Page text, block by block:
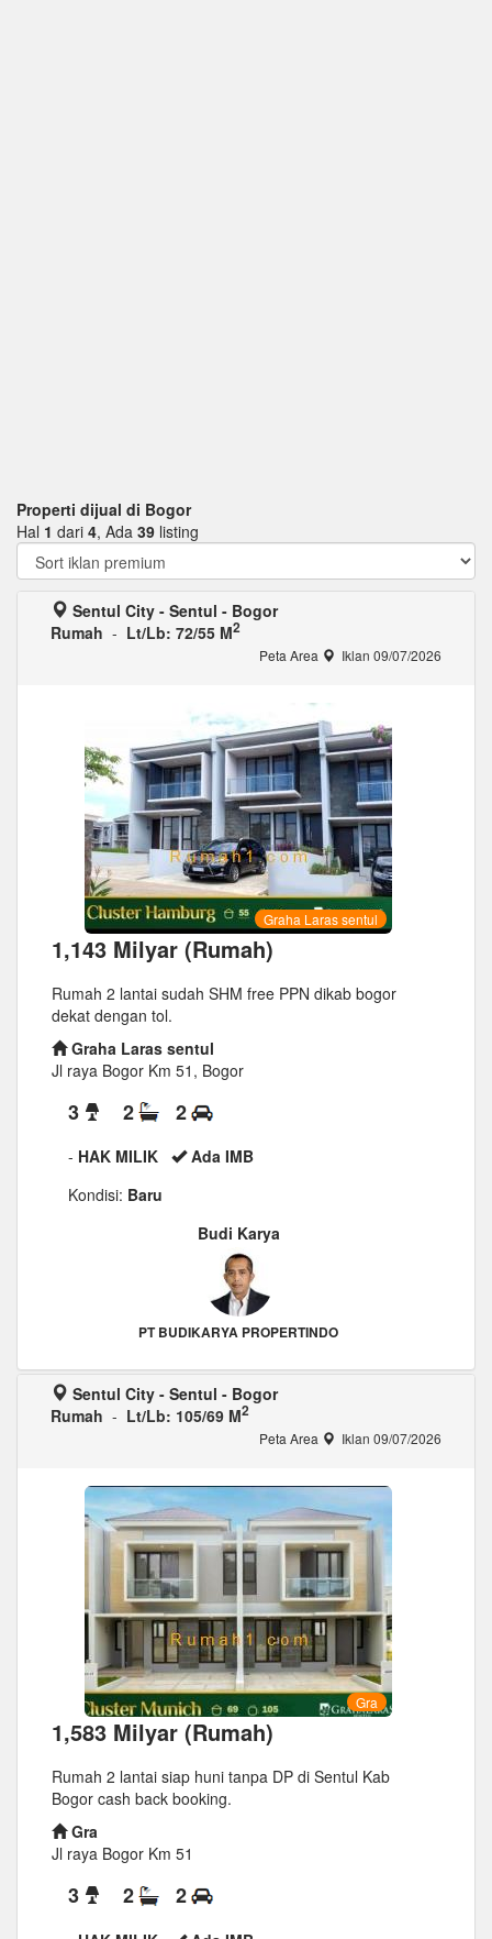
Properti dijual di Bogor
Hal 1 dari 4, Ada 39 listing
Sentul City - Sentul - Bogor
Rumah - Lt/Lb: 72/55 M2
Peta Area Iklan 09/07/2026
Graha Laras sentul
1,143 Milyar (Rumah)
Rumah 2 lantai sudah SHM free PPN dikab bogor
dekat dengan tol.
Graha Laras sentul
Jl raya Bogor Km 51, Bogor
3 2 2
- HAK MILIK
Ada IMB
Kondisi: Baru
Budi Karya
PT BUDIKARYA PROPERTINDO
Sentul City - Sentul - Bogor
Rumah - Lt/Lb: 105/69 M2
Peta Area Iklan 09/07/2026
Gra
1,583 Milyar (Rumah)
Rumah 2 lantai siap huni tanpa DP di Sentul Kab
Bogor cash back booking.
Gra
Jl raya Bogor Km 51
3 2 2